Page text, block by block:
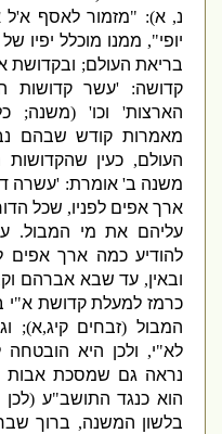
,א ): "מזמור לאסף א ל
יופי",ממנו מוכלל יפיו של
בריאת העולם;ובקדושת א"
קדושה: 'עשר קדושות הן
הארצות'וכו ' ( משנה;
מאמרות קודש שבהם
העולם,כעין שהקדושות
משנה ב 'אומרת: 'עשרה
ארך אפים לפניו,שכל
עליהם את מי המבול.
להודיע כמה ארך אפים
ובאין,עד שבא אברהם
כרמז למעלת קדושת א"י
המבול(זבחים קיג,א);
לא"י,ולכן היא הובטחה לו
נראה גם שמסכת אבות
הוא כנגד התושב"ע(לכן
בלשון המשנה,ברוך